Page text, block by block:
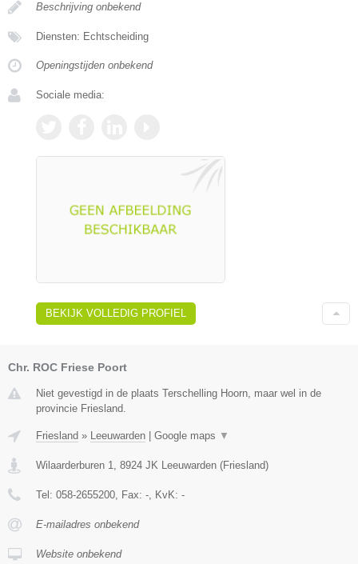
Beschrijving onbekend
Diensten: Echtscheiding
Openingstijden onbekend
Sociale media:
BEKIJK VOLLEDIG PROFIEL
Chr. ROC Friese Poort
Niet gevestigd in de plaats Terschelling Hoorn, maar wel in de
provincie Friesland.
Friesland » Leeuwarden Google maps ▼
Wilaarderburen 1 8924 JK Leeuwarden (Friesland)
Tel: 058-2655200 , Fax: - , KvK: -
E-mailadres onbekend
Website onbekend